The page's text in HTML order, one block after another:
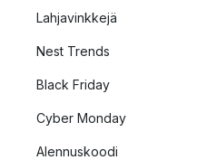
Lahjavinkkejä
Nest Trends
Black Friday
Cyber Monday
Alennuskoodi